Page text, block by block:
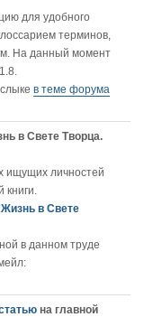
для удобного
терминов,
На данный момент
в теме форума
в Свете Творца.
ищущих личностей
книги.
в Свете
в данном труде
на главной